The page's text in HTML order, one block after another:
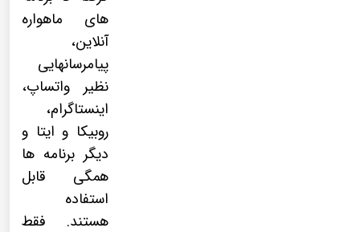
های ماهواره
آنلاین،
پیامرسانهایی
نظیر واتساپ،
اینستاگرام،
روبیکا و ایتا و
دیگر برنامه ها
همگی قابل
استفاده
هستند. فقط